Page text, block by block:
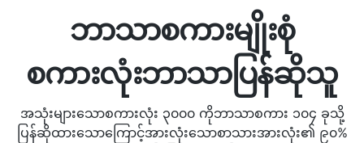
ဘာသာစကားမျိုးစုံ
စကားလုံးဘာသာပြန်ဆိုသူ
အသုံးများသောစကားလုံး ၃၀၀၀ ကိုဘာသာစကား ၁၀၄ ခုသို့
ပြန်ဆိုထားသောကြောင့်အားလုံးသောစာသားအားလုံး၏ ၉၀%